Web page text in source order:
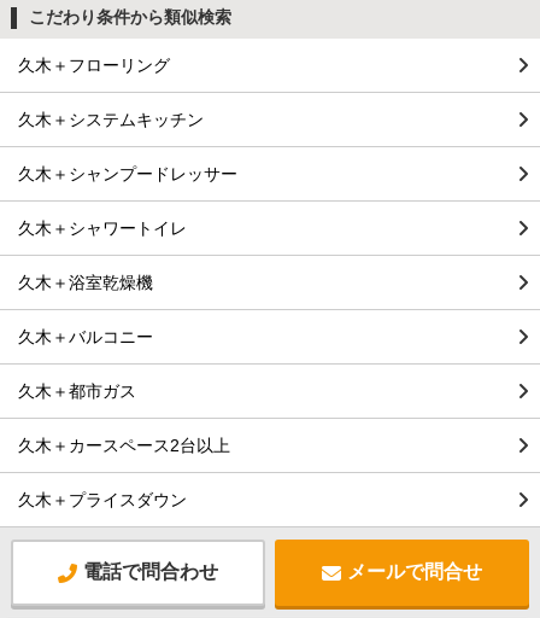
こだわり条件から類似検索
久木＋フローリング
久木＋システムキッチン
久木＋シャンプードレッサー
久木＋シャワートイレ
久木＋浴室乾燥機
久木＋バルコニー
久木＋都市ガス
久木＋カースペース2台以上
久木＋プライスダウン
電話で問合わせ メールで問合せ